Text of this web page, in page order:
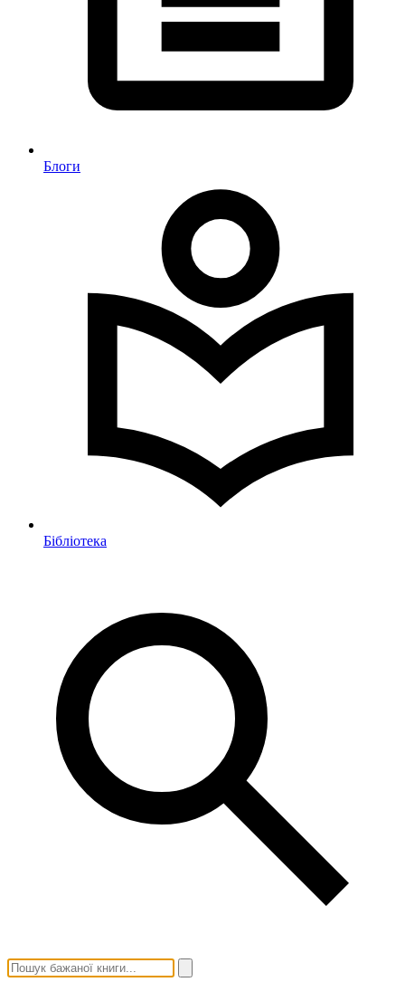
Блоги
Бібліотека